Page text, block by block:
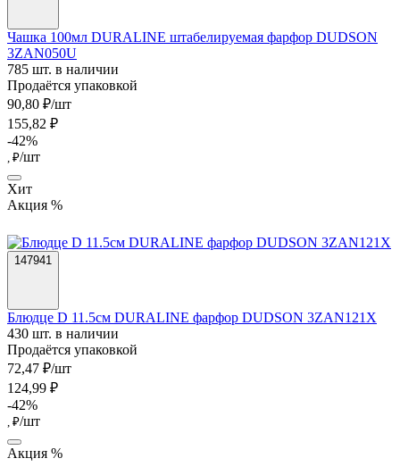
Чашка 100мл DURALINE штабелируемая фарфор DUDSON
3ZAN050U
785 шт. в наличии
Продаётся упаковкой
90,80 ₽/шт
155,82 ₽
-42%
, ₽/шт
Хит
Акция %
147941
Блюдце D 11.5см DURALINE фарфор DUDSON 3ZAN121X
430 шт. в наличии
Продаётся упаковкой
72,47 ₽/шт
124,99 ₽
-42%
, ₽/шт
Акция %